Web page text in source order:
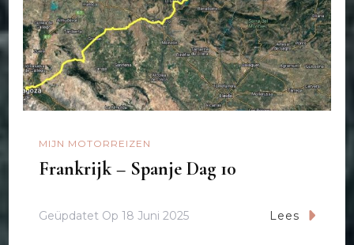
MIJN MOTORREIZEN
Frankrijk – Spanje Dag 10
Geüpdatet Op 18 Juni 2025 Lees